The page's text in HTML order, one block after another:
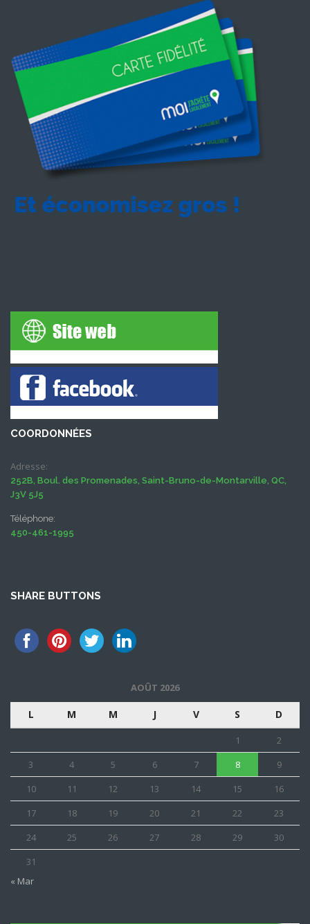
COORDONNÉES
Adresse:
252B, Boul. des Promenades, Saint-Bruno-de-Montarville, QC,
J3V 5J5
Téléphone:
450-461-1995
SHARE BUTTONS
AOÛT 2026
L M M J V S D
1
2
3
4 5 6 7 8
9
10
11 12 13 14 15
16
17
18 19 20 21 22
23
24
25 26 27 28 29
30
31
« Mar